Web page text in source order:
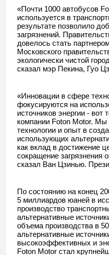
«Почти 1000 автобусов
используется в
результате позволило
загрязнений.
довелось стать
Московского
экологически чистой
сказал мэр Пекина, Гуо
«Инновации в сфере
фокусируются на
источников энергии - вот
компании Foton Motor. Мы
технологии и опыт в
использующих
как вклад в достижение
сокращение
сказал Ван Цзинью.
По состоянию на конец
5 миллиардов юаней в
производство
альтернативные
объема производства в
альтернативные
высокоэффективных и
Foton Motor стал